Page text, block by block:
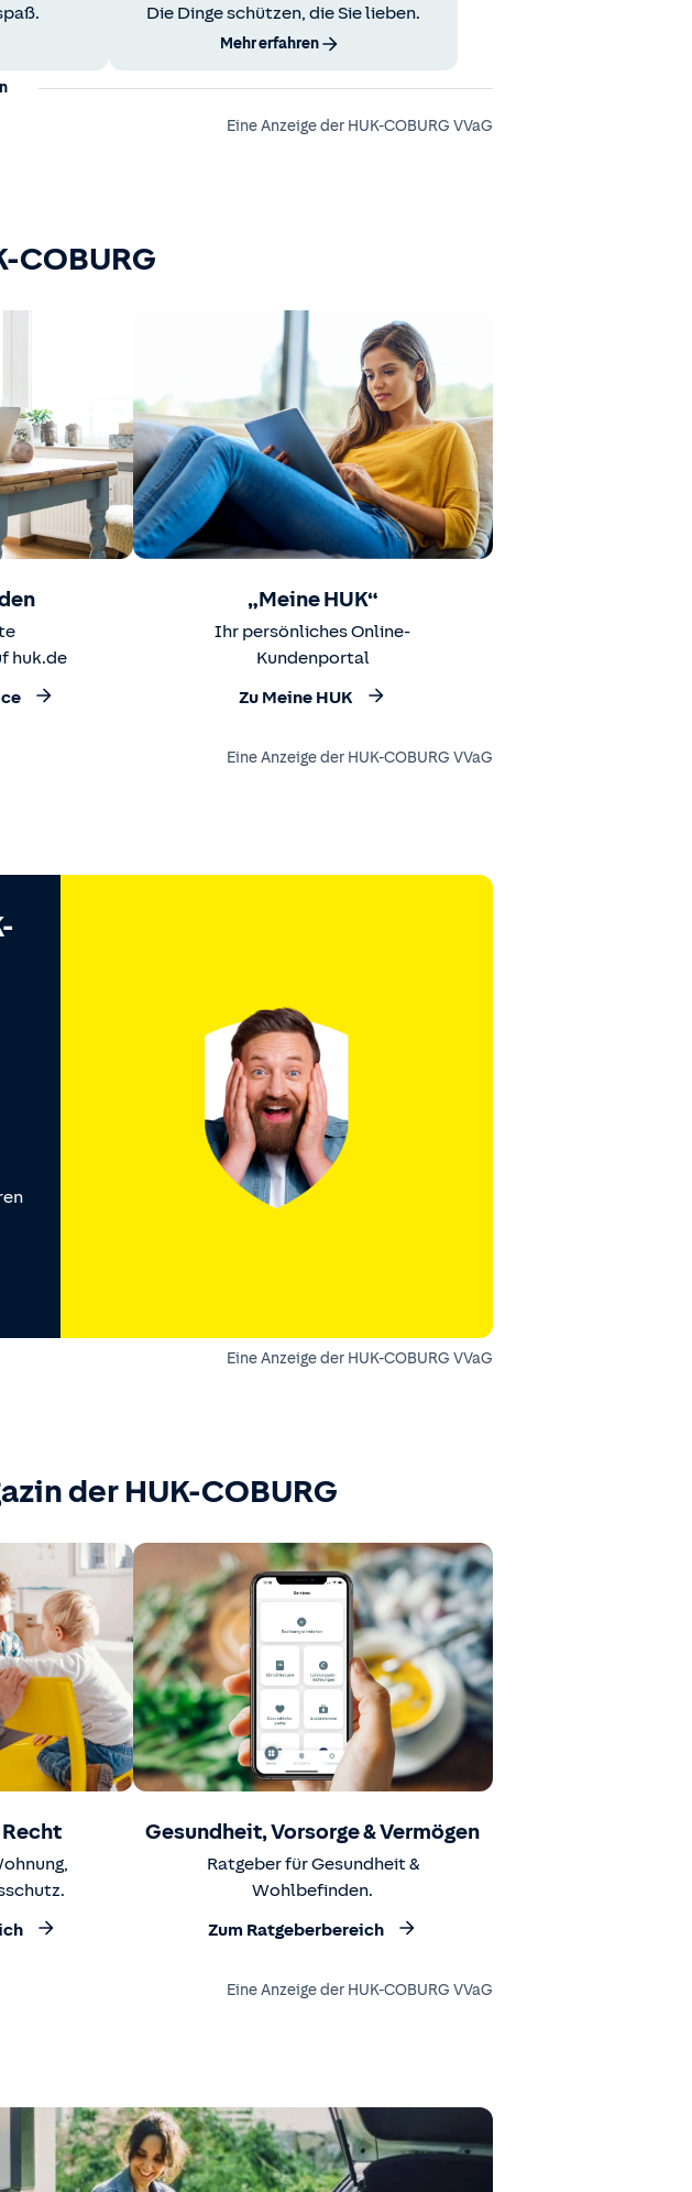
Die Dinge schützen, die Sie lieben.
Mehr erfahren
Eine Anzeige der HUK-COBURG VVaG
COBURG
huk.de
„Meine HUK“
Ihr persönliches Online-
Kundenportal
Zu Meine HUK
Eine Anzeige der HUK-COBURG VVaG
Eine Anzeige der HUK-COBURG VVaG
der HUK-COBURG
Recht Gesundheit, Vorsorge & Vermögen
Ratgeber für Gesundheit &
Wohlbefinden.
Zum Ratgeberbereich
Eine Anzeige der HUK-COBURG VVaG